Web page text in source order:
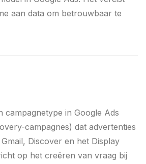
aan data om betrouwbaar te
campagnetype in Google Ads
campagnes) dat advertenties
Discover en het Display
op het creëren van vraag bij